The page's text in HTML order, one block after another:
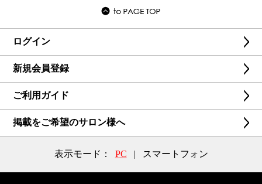
ログイン
新規会員登録
ご利用ガイド
掲載をご希望のサロン様へ
表示モード： PC | スマートフォン